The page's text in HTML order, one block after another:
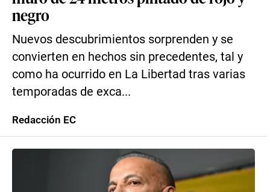
negro
Nuevos descubrimientos sorprenden y se
convierten en hechos sin precedentes, tal y
como ha ocurrido en La Libertad tras varias
temporadas de exca...
Redacción EC